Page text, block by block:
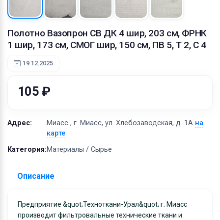
Полотно Вазопрон СВ ДК 4 шир, 203 см, ФРНК
1 шир, 173 см, СМОГ шир, 150 см, ПВ 5, Т 2, С 4
19.12.2025
105 ₽
Адрес: Миасс , г. Миасс, ул. Хлебозаводская, д. 1А на
карте
Категория:Материалы / Сырье
Описание
Предприятие &quot;Техноткани-Урал&quot; г. Миасс
производит фильтровальные технические ткани и
Материалы